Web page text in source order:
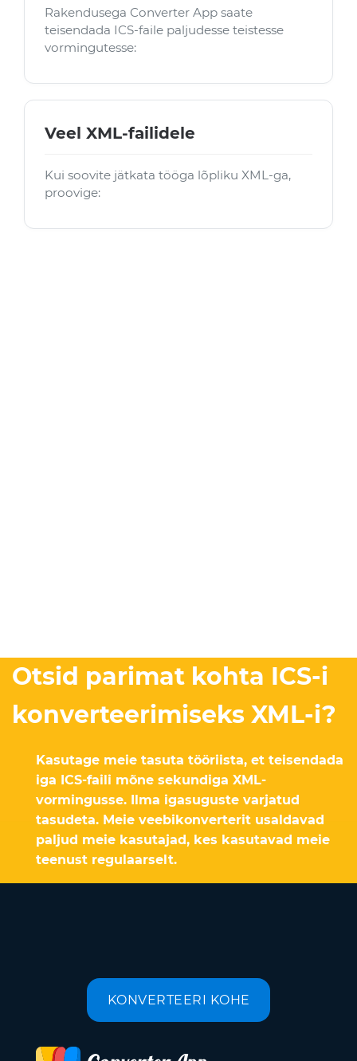
Rakendusega Converter App saate
teisendada ICS-faile paljudesse teistesse
vormingutesse:
Veel XML-failidele
Kui soovite jätkata tööga lõpliku XML-ga,
proovige:
Otsid parimat kohta ICS-i
konverteerimiseks XML-i?
Kasutage meie tasuta tööriista, et teisendada
iga ICS-faili mõne sekundiga XML-
vormingusse. Ilma igasuguste varjatud
tasudeta. Meie veebikonverterit usaldavad
paljud meie kasutajad, kes kasutavad meie
teenust regulaarselt.
KONVERTEERI KOHE